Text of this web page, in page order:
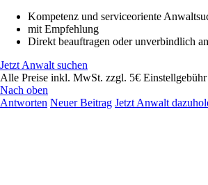
Kompetenz und serviceoriente
mit Empfehlung
Direkt beauftragen oder unverbindlich
Jetzt Anwalt suchen
Alle Preise inkl. MwSt. zzgl. 5€ Einstellgebühr
Nach oben
Antworten Neuer Beitrag Jetzt Anwalt